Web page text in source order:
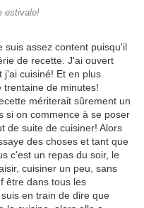
estivale!
suis assez content puisqu'il
de recette. J'ai ouvert
j'ai cuisiné! Et en plus
trentaine de minutes!
mériterait sûrement un
si on commence à se poser
de suite de cuisiner! Alors
des choses et tant que
c'est un repas du soir, le
cuisiner un peu, sans
être dans tous les
en train de dire que